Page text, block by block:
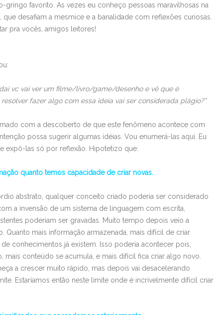
gringo favorito. As vezes eu conheço pessoas maravilhosas na
desafiam a mesmice e a banalidade com reflexões curiosas.
pra vocês, amigos leitores!
vc vai ver um filme/livro/game/desenho e vê que é
fazer algo com essa ideia vai ser considerada plágio?”
com a descoberto de que este fenômeno acontece com
possa sugerir algumas idéias. Vou enumerá-las aqui. Eu
expô-las só por reflexão. Hipotetizo que:
quanto temos capacidade de criar novas.
abstrato, qualquer conceito criado poderia ser considerado
a invensão de um sistema de linguagem com escrita,
poderiam ser gravadas. Muito tempo depois veio a
mais informação armazenada, mais difícil de criar
conhecimentos já existem. Isso poderia acontecer pois,
conteúdo se acumula, e mais difícil fica criar algo novo.
a crescer muito rápido, mas depois vai desacelerando
Estaríamos então neste limite onde é incrivelmente difícil criar